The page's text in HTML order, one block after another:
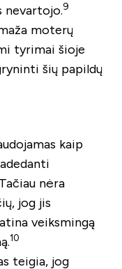
nevartojo.9
moterų
tyrimai šioje
šių papildų
kaip
nėra
jog jis
veiksmingą
10
teigia, jog